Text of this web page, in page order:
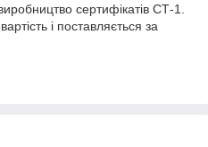
сертифікатів СТ-1.
і поставляється за